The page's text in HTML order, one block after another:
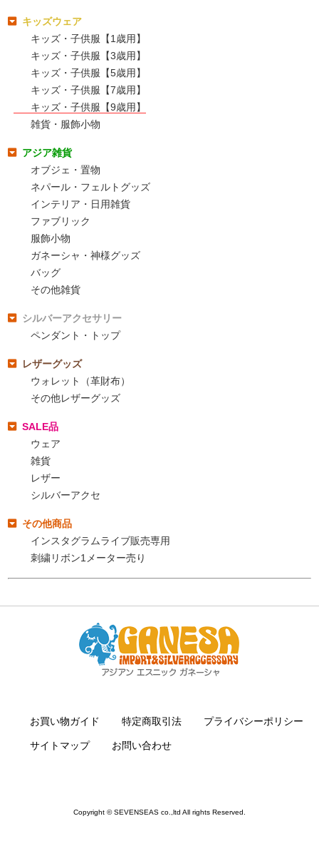
キッズウェア
キッズ・子供服【1歳用】
キッズ・子供服【3歳用】
キッズ・子供服【5歳用】
キッズ・子供服【7歳用】
キッズ・子供服【9歳用】
雑貨・服飾小物
アジア雑貨
オブジェ・置物
ネパール・フェルトグッズ
インテリア・日用雑貨
ファブリック
服飾小物
ガネーシャ・神様グッズ
バッグ
その他雑貨
シルバーアクセサリー
ペンダント・トップ
レザーグッズ
ウォレット（革財布）
その他レザーグッズ
SALE品
ウェア
雑貨
レザー
シルバーアクセ
その他商品
インスタグラムライブ販売専用
刺繍リボン1メーター売り
お買い物ガイド 特定商取引法 プライバシーポリシー
サイトマップ お問い合わせ
Copyright © SEVENSEAS co.,ltd All rights Reserved.